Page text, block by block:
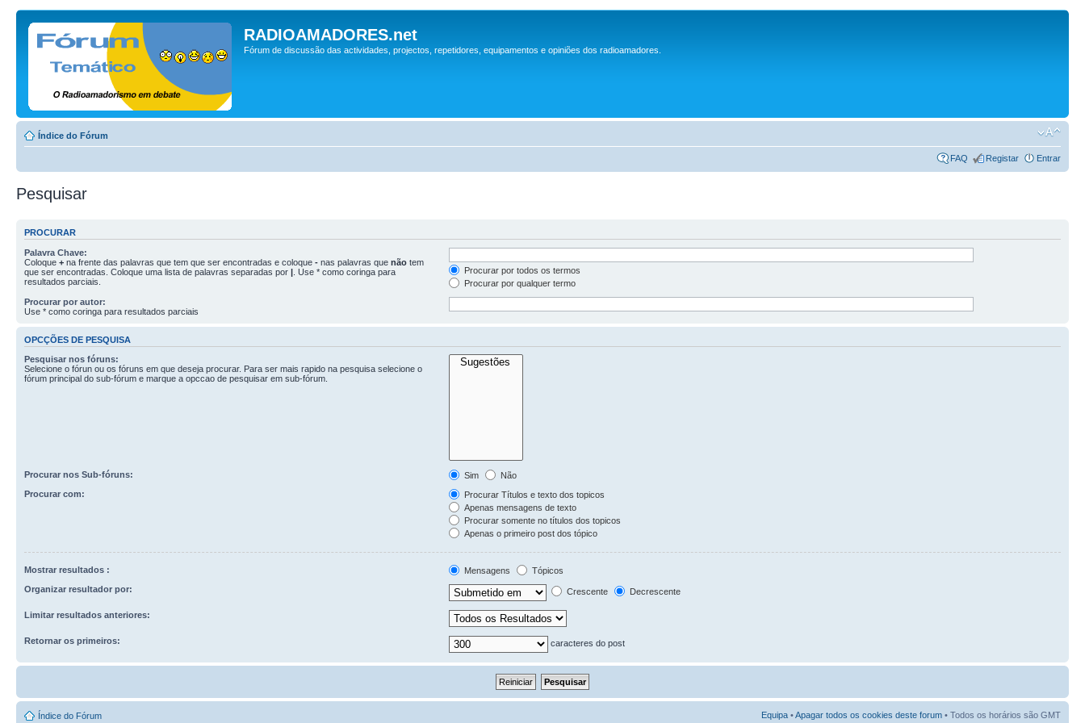
RADIOAMADORES.net
Fórum de discussão das actividades, projectos, repetidores, equipamentos e opiniões dos radioamadores.
Índice do Fórum
FAQ Registar Entrar
Pesquisar
PROCURAR
Palavra Chave:
Coloque + na frente das palavras que tem que ser encontradas e coloque - nas palavras que não tem
que ser encontradas. Coloque uma lista de palavras separadas por | . Use * como coringa para
resultados parciais.
Procurar por todos os termos
Procurar por qualquer termo
Procurar por autor:
Use * como coringa para resultados parciais
OPCÇÕES DE PESQUISA
Pesquisar nos fóruns:
Selecione o fórun ou os fóruns em que deseja procurar. Para ser mais rapido na pesquisa selecione o
fórum principal do sub-fórum e marque a opccao de pesquisar em sub-fórum.
Procurar nos Sub-fóruns: Sim
Não
Procurar com:
Procurar Títulos e texto dos topicos
Apenas mensagens de texto
Procurar somente no títulos dos topicos
Apenas o primeiro post dos tópico
Mostrar resultados : Mensagens
Tópicos
Organizar resultador por:
Crescente Decrescente
Limitar resultados anteriores:
Retornar os primeiros: caracteres do post
Índice do Fórum Equipa •Apagar todos os cookies deste forum • Todos os horários são GMT